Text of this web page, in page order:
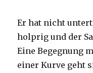
Er hat nicht
holprig und der
Eine Begegnung
einer Kurve geht